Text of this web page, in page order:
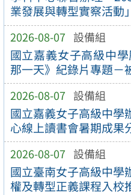
業發展與轉型實察活動」
2026-08-07 設備組
國立嘉義女子高級中
那一天》紀錄片專題－
2026-08-07 設備組
國立嘉義女子高級中學
心線上讀書會暑期成果
2026-08-07 設備組
國立臺南女子高級中學
權及轉型正義課程入校